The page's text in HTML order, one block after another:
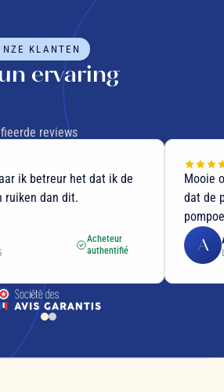
KLANTEN
ervaring
reviews
ik betreur het dat ik de
ruiken dan dit.
Acheteur
authentifié
Mooie
dat de
A